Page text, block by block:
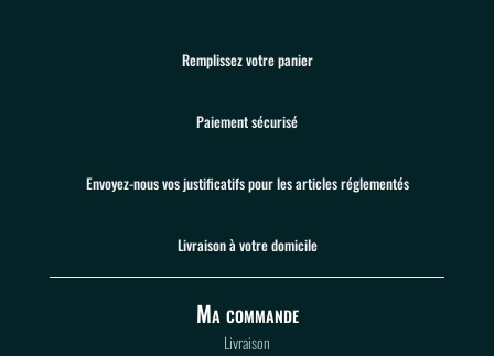
Remplissez votre panier
Paiement sécurisé
Envoyez-nous vos justificatifs pour les articles réglementés
Livraison à votre domicile
Ma commande
Livraison